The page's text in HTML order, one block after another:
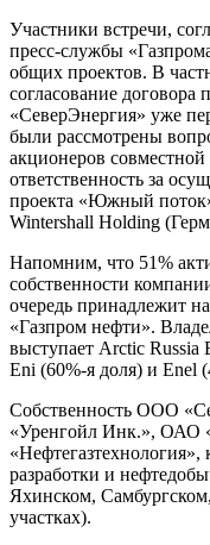
Участники встречи,
пресс-службы
общих проектов. В
согласование
«СеверЭнергия» уже
были рассмотрены
акционеров
ответственность за
проекта «Южный
Wintershall Holding
Напомним, что 51%
собственности
очередь принадлежит
«Газпром нефти».
выступает Arctic
Eni (60%-я доля) и Enel
Собственность ООО
«Уренгойл Инк.», ОАО
разработки и
Яхинском,
участках).